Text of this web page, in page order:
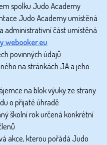
spolku Judo Academy
Judo Academy umístěná
a administrativní část umístěná
povinných údajů
na stránkách JA a jeho
na blok výuky ze strany
o přijaté úhradě
školní rok určená konkrétní
akce, kterou pořádá Judo